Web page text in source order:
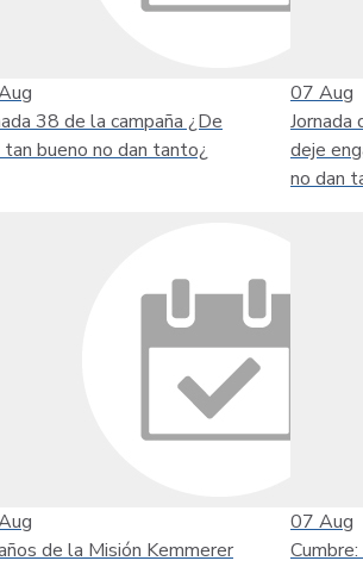
38 de la campaña ¿De
bueno no dan tanto¿
07 Aug
Jornada
deje
no dan
de la Misión Kemmerer
07 Aug